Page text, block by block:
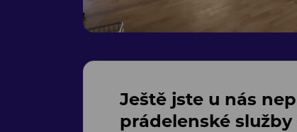
Ještě jste u nás
prádelenské služby